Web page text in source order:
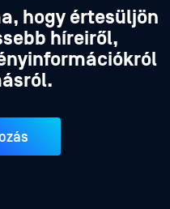
hogy értesüljön
híreiről,